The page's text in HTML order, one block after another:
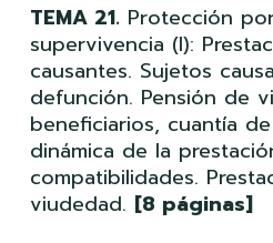
TEMA 21. Protección
supervivencia (I):
causantes. Sujetos
defunción. Pensión de
beneficiarios, cuantía
dinámica de la
compatibilidades.
viudedad. [8 páginas]